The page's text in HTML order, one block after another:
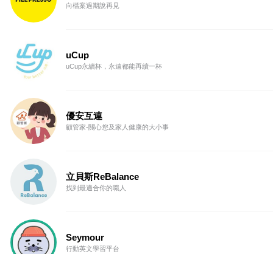
向檔案過期說再見
uCup
uCup永續杯，永遠都能再續一杯
優安互連
顧管家-關心您及家人健康的大小事
立貝斯ReBalance
找到最適合你的職人
Seymour
行動英文學習平台